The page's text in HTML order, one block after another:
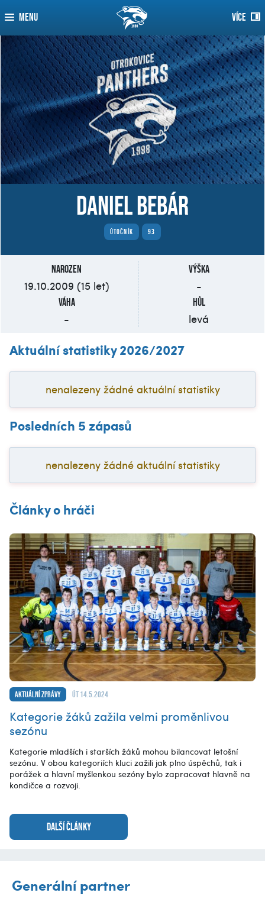
MENU VÍCE
Daniel Bebár
ÚTOČNÍK 93
Narozen
19.10.2009 (15 let)
Výška
-
Váha
-
Hůl
levá
Aktuální statistiky 2026/2027
nenalezeny žádné aktuální statistiky
Posledních 5 zápasů
nenalezeny žádné aktuální statistiky
Články o hráči
Aktuální zprávy út 14.5.2024
Kategorie žáků zažila velmi proměnlivou
sezónu
Kategorie mladších i starších žáků mohou bilancovat letošní
sezónu. V obou kategoriích kluci zažili jak plno úspěchů, tak i
porážek a hlavní myšlenkou sezóny bylo zapracovat hlavně na
kondičce a rozvoji.
DALŠÍ ČLÁNKY
Generální partner